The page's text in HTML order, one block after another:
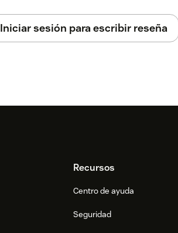
Iniciar sesión para escribir reseña
Recursos
Centro de ayuda
Seguridad